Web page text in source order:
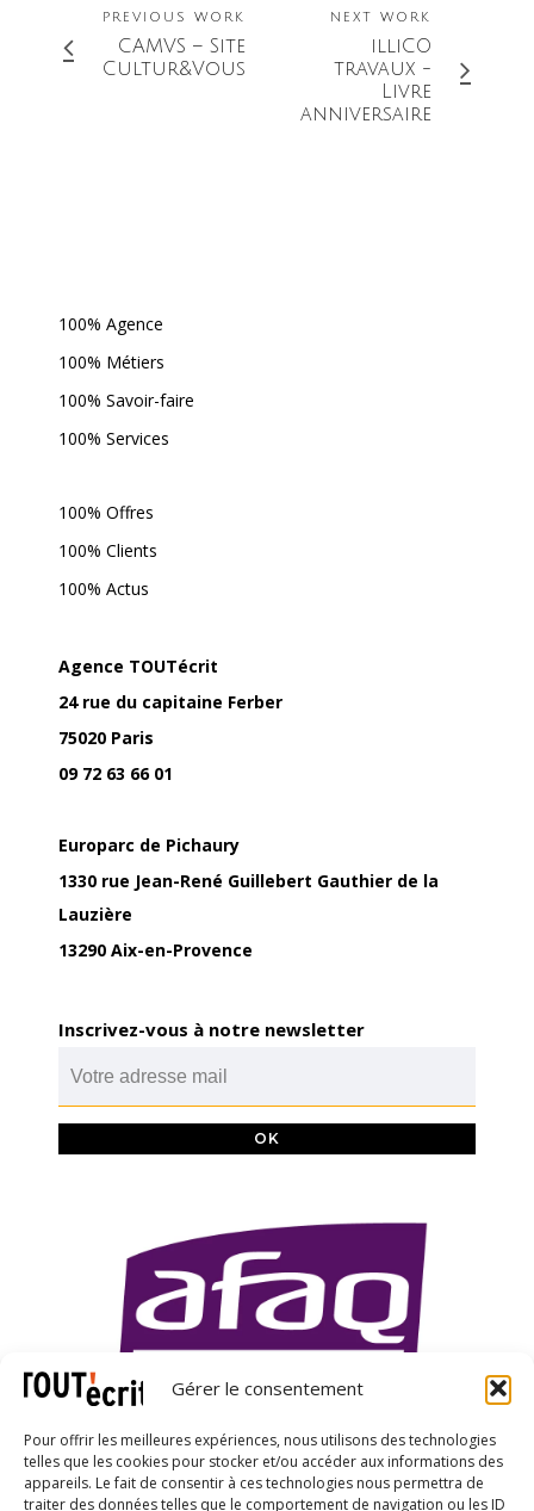
Gérer le consentement
Pour offrir les meilleures expériences, nous utilisons des technologies
telles que les cookies pour stocker et/ou accéder aux informations des
appareils. Le fait de consentir à ces technologies nous permettra de
traiter des données telles que le comportement de navigation ou les ID
PREVIOUS WORK
CAMVS – Site
Cultur&Vous
NEXT WORK
illiCO
travaux -
Livre
anniversaire
100% Agence
100% Métiers
100% Savoir-faire
100% Services
100% Offres
100% Clients
100% Actus
Agence TOUTécrit
24 rue du capitaine Ferber
75020 Paris
09 72 63 66 01
Europarc de Pichaury
1330 rue Jean-René Guillebert Gauthier de la
Lauzière
13290 Aix-en-Provence
Inscrivez-vous à notre newsletter